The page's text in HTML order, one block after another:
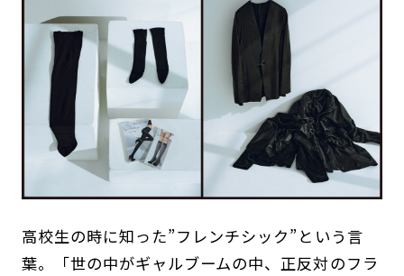
高校生の時に知った”フレンチシック”という言
葉。「世の中がギャルブームの中、正反対のフラ